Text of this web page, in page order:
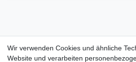
Wir verwenden Cookies und ähnliche
Website und verarbeiten